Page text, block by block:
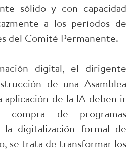
sólido y con capacidad
a los períodos de
del Comité Permanente.
digital, el dirigente
de una Asamblea
aplicación de la IA deben ir
de programas
digitalización formal de
se trata de transformar los